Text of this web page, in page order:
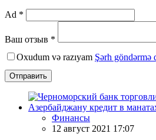
Ad *
Ваш отзыв *
Oxudum və razıyam Şərh göndərmə
Отправить
Финансы
12 август 2021 17:07